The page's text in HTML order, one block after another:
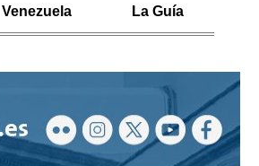
Venezuela La Guía